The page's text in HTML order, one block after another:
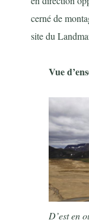
cerné de
site du
Vue
D’est en